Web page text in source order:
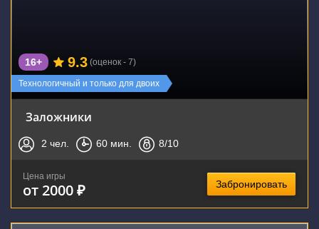
Технологичный и только для двоих
16+ 9.3 (оценок - 7)
Заложники
2 чел. 60 мин. 8/10
Цена игры
от 2000 ₽ Забронировать